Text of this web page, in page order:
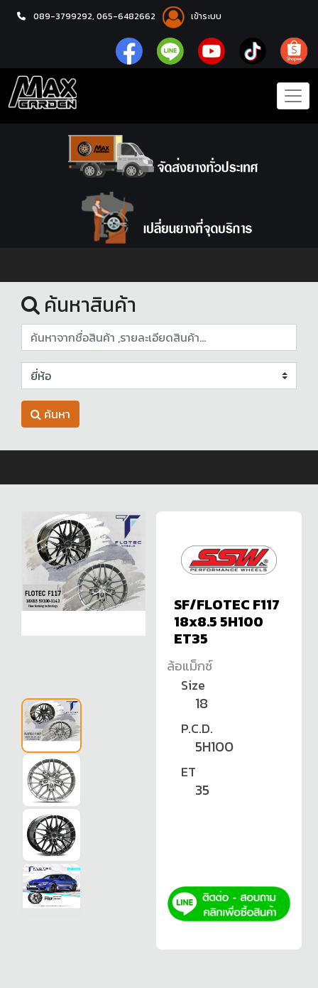
089-3799292, 065-6482662 เข้าระบบ
หน้าแรก
ค้นหาสินค้า
ค้นหา
SF/FLOTEC F117
18x8.5 5H100
ET35
ล้อแม็กซ์
Size
18
P.C.D.
5H100
ET
35